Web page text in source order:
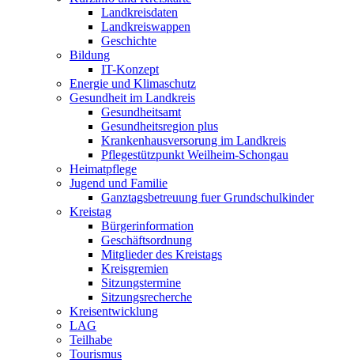
Landkreisdaten
Landkreiswappen
Geschichte
Bildung
IT-Konzept
Energie und Klimaschutz
Gesundheit im Landkreis
Gesundheitsamt
Gesundheitsregion plus
Krankenhausversorung im Landkreis
Pflegestützpunkt Weilheim-Schongau
Heimatpflege
Jugend und Familie
Ganztagsbetreuung fuer Grundschulkinder
Kreistag
Bürgerinformation
Geschäftsordnung
Mitglieder des Kreistags
Kreisgremien
Sitzungstermine
Sitzungsrecherche
Kreisentwicklung
LAG
Teilhabe
Tourismus